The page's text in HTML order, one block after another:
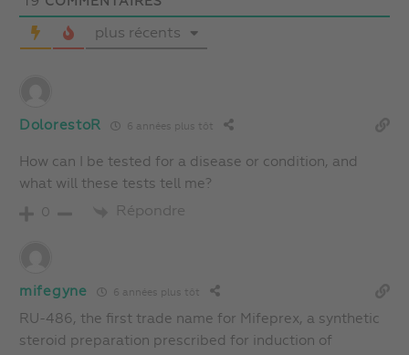
plus récents
DolorestoR 6 années plus tôt
How can I be tested for a disease or condition, and
what will these tests tell me?
0 Répondre
mifegyne 6 années plus tôt
RU-486, the first trade name for Mifeprex, a synthetic
steroid preparation prescribed for induction of